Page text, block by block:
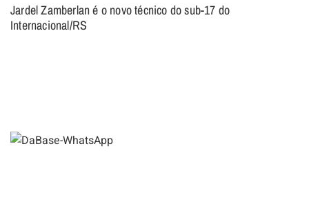
Jardel Zamberlan é o novo técnico do sub-17 do
Internacional/RS